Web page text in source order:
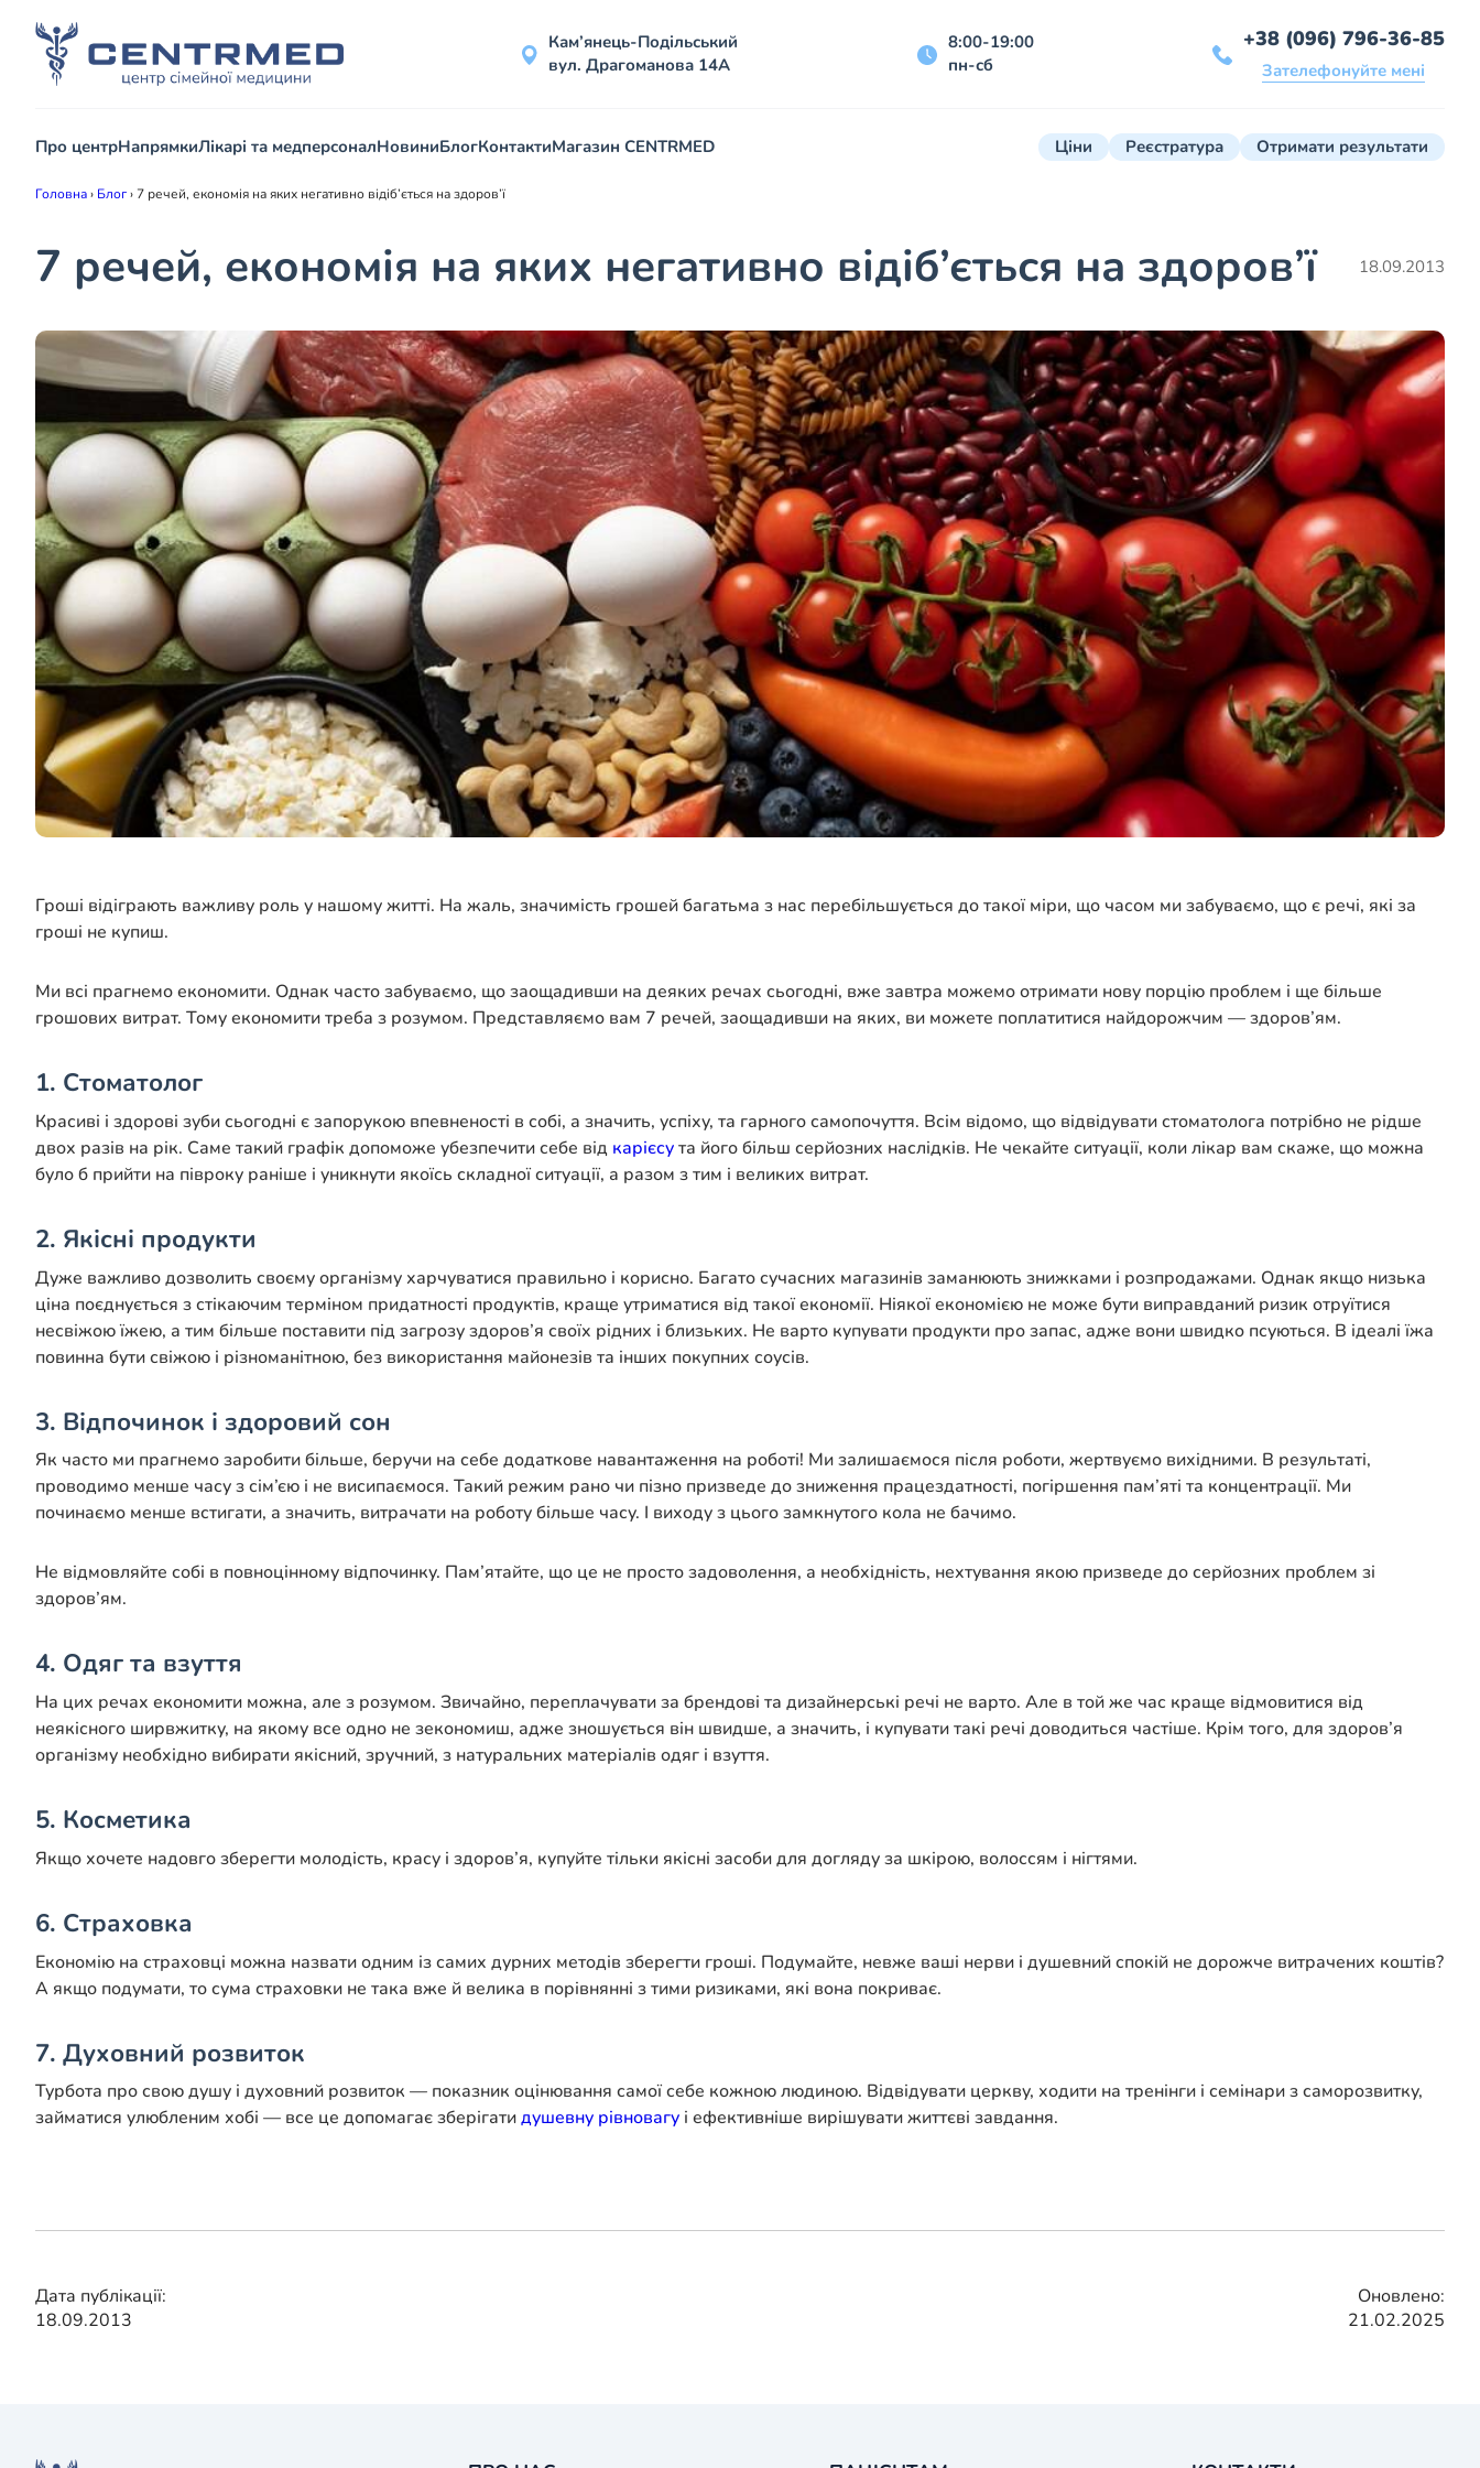
Кам’янець-Подільський
вул. Драгоманова 14А
8:00-19:00
пн-сб
+38 (096) 796-36-85
Зателефонуйте мені
Про центрНапрямкиЛікарі та медперсоналНовиниБлогКонтактиМагазин CENTRMED Ціни Реєстратура Отримати результати
Головна› Блог› 7 речей, економія на яких негативно відіб’ється на здоров’ї
7 речей, економія на яких негативно відіб’ється на здоров’ї 18.09.2013
Гроші відіграють важливу роль у нашому житті. На жаль, значимість грошей багатьма з нас перебільшується до такої міри, що часом ми забуваємо, що є речі, які за
гроші не купиш.
Ми всі прагнемо економити. Однак часто забуваємо, що заощадивши на деяких речах сьогодні, вже завтра можемо отримати нову порцію проблем і ще більше
грошових витрат. Тому економити треба з розумом. Представляємо вам 7 речей, заощадивши на яких, ви можете поплатитися найдорожчим — здоров’ям.
1. Стоматолог
Красиві і здорові зуби сьогодні є запорукою впевненості в собі, а значить, успіху, та гарного самопочуття. Всім відомо, що відвідувати стоматолога потрібно не рідше
двох разів на рік. Саме такий графік допоможе убезпечити себе від карієсута його більш серйозних наслідків. Не чекайте ситуації, коли лікар вам скаже, що можна
було б прийти на півроку раніше і уникнути якоїсь складної ситуації, а разом з тим і великих витрат.
2. Якісні продукти
Дуже важливо дозволить своєму організму харчуватися правильно і корисно. Багато сучасних магазинів заманюють знижками і розпродажами. Однак якщо низька
ціна поєднується з стікаючим терміном придатності продуктів, краще утриматися від такої економії. Ніякої економією не може бути виправданий ризик отруїтися
несвіжою їжею, а тим більше поставити під загрозу здоров’я своїх рідних і близьких. Не варто купувати продукти про запас, адже вони швидко псуються. В ідеалі їжа
повинна бути свіжою і різноманітною, без використання майонезів та інших покупних соусів.
3. Відпочинок і здоровий сон
Як часто ми прагнемо заробити більше, беручи на себе додаткове навантаження на роботі! Ми залишаємося після роботи, жертвуємо вихідними. В результаті,
проводимо менше часу з сім’єю і не висипаємося. Такий режим рано чи пізно призведе до зниження працездатності, погіршення пам’яті та концентрації. Ми
починаємо менше встигати, а значить, витрачати на роботу більше часу. І виходу з цього замкнутого кола не бачимо.
Не відмовляйте собі в повноцінному відпочинку. Пам’ятайте, що це не просто задоволення, а необхідність, нехтування якою призведе до серйозних проблем зі
здоров’ям.
4. Одяг та взуття
На цих речах економити можна, але з розумом. Звичайно, переплачувати за брендові та дизайнерські речі не варто. Але в той же час краще відмовитися від
неякісного ширвжитку, на якому все одно не зекономиш, адже зношується він швидше, а значить, і купувати такі речі доводиться частіше. Крім того, для здоров’я
організму необхідно вибирати якісний, зручний, з натуральних матеріалів одяг і взуття.
5. Косметика
Якщо хочете надовго зберегти молодість, красу і здоров’я, купуйте тільки якісні засоби для догляду за шкірою, волоссям і нігтями.
6. Страховка
Економію на страховці можна назвати одним із самих дурних методів зберегти гроші. Подумайте, невже ваші нерви і душевний спокій не дорожче витрачених коштів?
А якщо подумати, то сума страховки не така вже й велика в порівнянні з тими ризиками, які вона покриває.
7. Духовний розвиток
Турбота про свою душу і духовний розвиток — показник оцінювання самої себе кожною людиною. Відвідувати церкву, ходити на тренінги і семінари з саморозвитку,
займатися улюбленим хобі — все це допомагає зберігатидушевну рівновагу і ефективніше вирішувати життєві завдання.
Дата публікації:
18.09.2013
Оновлено:
21.02.2025